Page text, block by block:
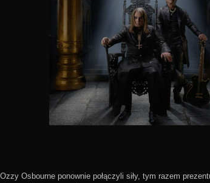
Osbourne ponownie połączyli siły, tym razem